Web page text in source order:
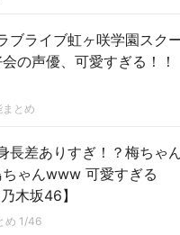
ブライブ虹ヶ咲学園スク
の声優、可愛すぎる！！
とめ
長差ありすぎ！？梅ちゃ
ちゃんwww 可愛すぎる
木坂46】
め 1/46